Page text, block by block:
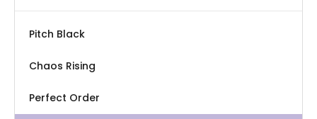
Pitch Black
Chaos Rising
Perfect Order